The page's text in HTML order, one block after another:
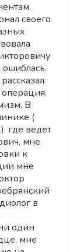
своего
В
(
где ведет
мне
к
мне
в
один
мне